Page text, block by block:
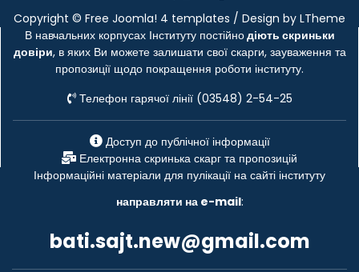
Copyright © Free Joomla! 4 templates / Design by LTheme
В навчальних корпусах Інституту постійнодіють скриньки
довіри, в яких Ви можете залишати свої скарги, зауваження та
пропозиції щодо покращення роботи інституту.
Телефон гарячої лінії (03548) 2-54-25
Доступ до публічної інформації
Електронна скринька скарг та пропозицій
Інформаційні матеріали для пулікації на сайті інституту
направляти на e-mail:
bati.sajt.new@gmail.com